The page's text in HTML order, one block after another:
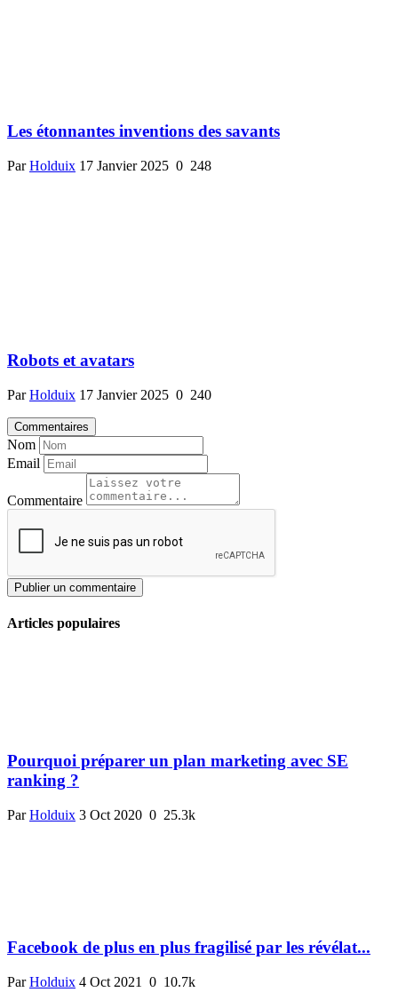
Les étonnantes inventions des savants
ParHolduix 17 Janvier 2025 0 248
Robots et avatars
ParHolduix 17 Janvier 2025 0 240
Commentaires
Nom
Email
Commentaire
Publier un commentaire
Articles populaires
Pourquoi préparer un plan marketing avec SE
ranking ?
ParHolduix 3 Oct 2020 0 25.3k
Facebook de plus en plus fragilisé par les révélat...
ParHolduix 4 Oct 2021 0 10.7k